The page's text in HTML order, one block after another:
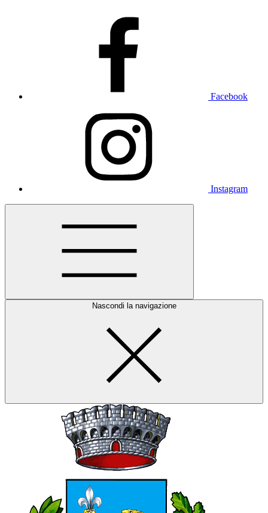
Facebook
Instagram
Nascondi la navigazione